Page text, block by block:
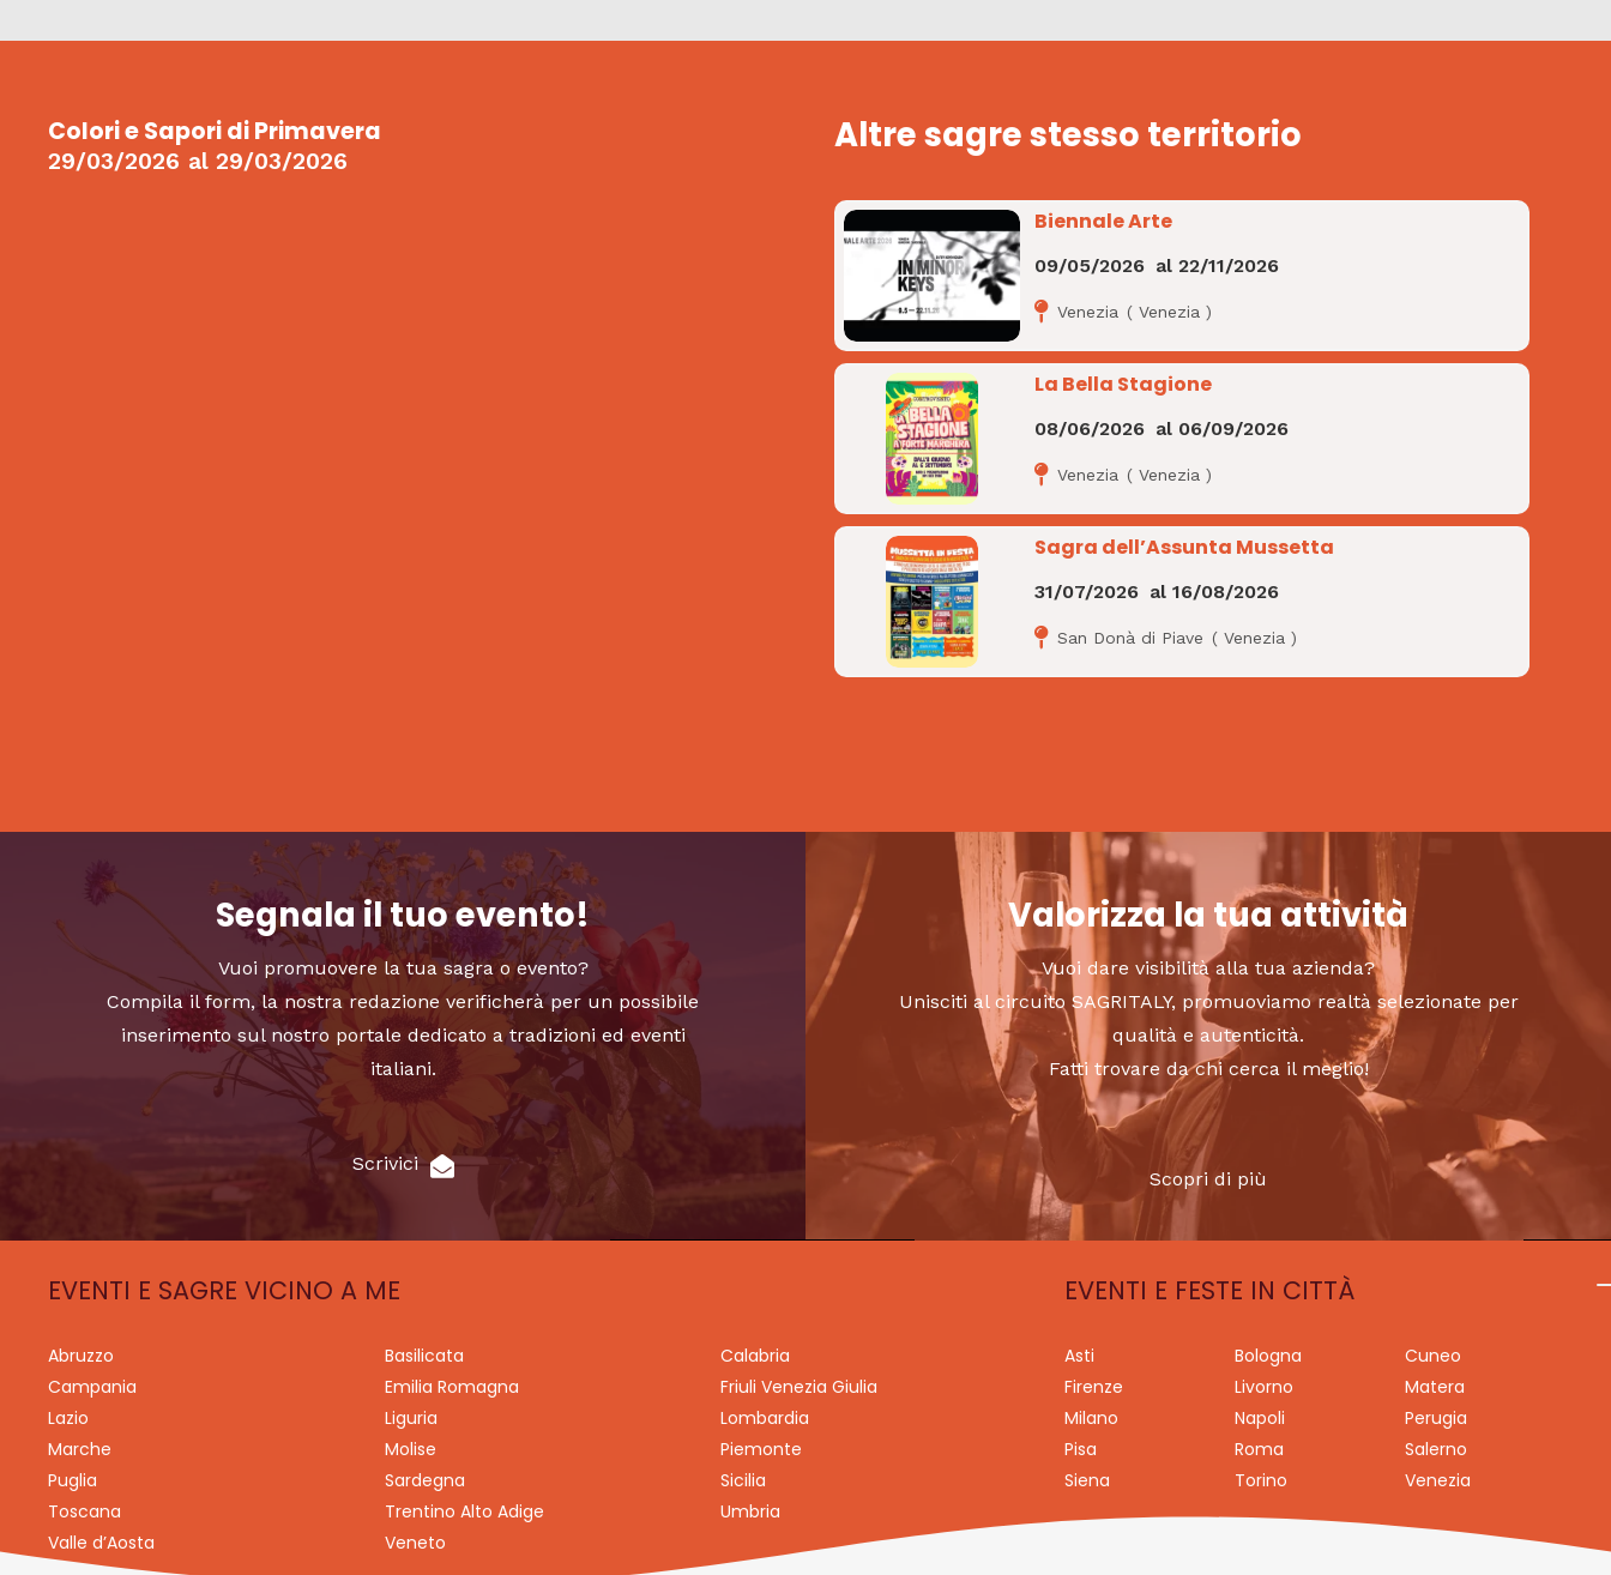
Colori e Sapori di Primavera
29/03/2026 al 29/03/2026
Altre sagre stesso territorio
Biennale Arte
09/05/2026 al22/11/2026
Venezia (Venezia )
La Bella Stagione
08/06/2026 al 06/09/2026
Venezia (Venezia )
Sagra dell’Assunta Mussetta
31/07/2026 al16/08/2026
San Donà di Piave (Venezia )
Segnala il tuo evento!
Vuoi promuovere la tua sagra o evento?
Compila il form, la nostra redazione verificherà per un possibile
inserimento sul nostro portale dedicato a tradizioni ed eventi
italiani.
Scrivici
Valorizza la tua attività
Vuoi dare visibilità alla tua azienda?
Unisciti al circuito SAGRITALY, promuoviamo realtà selezionate per
qualità e autenticità.
Fatti trovare da chi cerca il meglio!
Scopri di più
EVENTI E SAGRE VICINO A ME
Abruzzo Basilicata
Calabria
Campania
Emilia Romagna
Friuli Venezia Giulia
Lazio
Liguria
Lombardia
Marche
Molise
Piemonte
Puglia
Sardegna
Sicilia
Toscana
Trentino Alto Adige
Umbria
Valle d’Aosta
Veneto
EVENTI E FESTE IN CITTÀ
Asti Bologna
Cuneo
Firenze
Livorno
Matera
Milano
Napoli
Perugia
Pisa
Roma
Salerno
Siena
Torino Venezia